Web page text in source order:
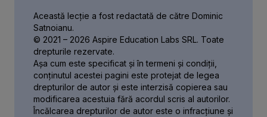
Această lecție a fost redactată de către Dominic
Satnoianu.
© 2021 – 2026 Aspire Education Labs SRL. Toate
drepturile rezervate.
Așa cum este specificat și în termeni și condiții,
conținutul acestei pagini este protejat de legea
drepturilor de autor și este interzisă copierea sau
modificarea acestuia fără acordul scris al autorilor.
Încălcarea drepturilor de autor este o infracțiune și